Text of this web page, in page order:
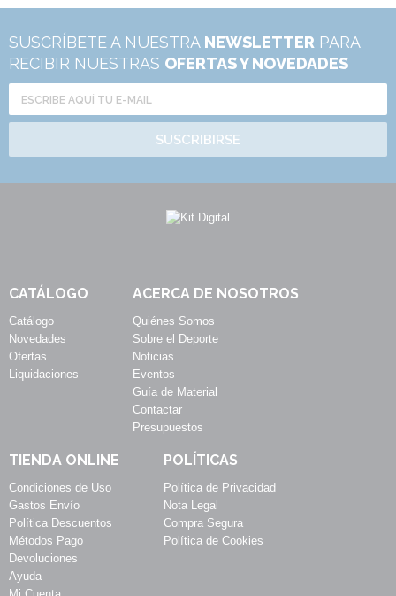
SUSCRÍBETE A NUESTRA NEWSLETTER PARA
RECIBIR NUESTRAS OFERTAS Y NOVEDADES
SUSCRIBIRSE
CATÁLOGO
Catálogo
Novedades
Ofertas
Liquidaciones
ACERCA DE NOSOTROS
Quiénes Somos
Sobre el Deporte
Noticias
Eventos
Guía de Material
Contactar
Presupuestos
TIENDA ONLINE
Condiciones de Uso
Gastos Envío
Política Descuentos
Métodos Pago
Devoluciones
Ayuda
POLÍTICAS
Política de Privacidad
Nota Legal
Compra Segura
Política de Cookies